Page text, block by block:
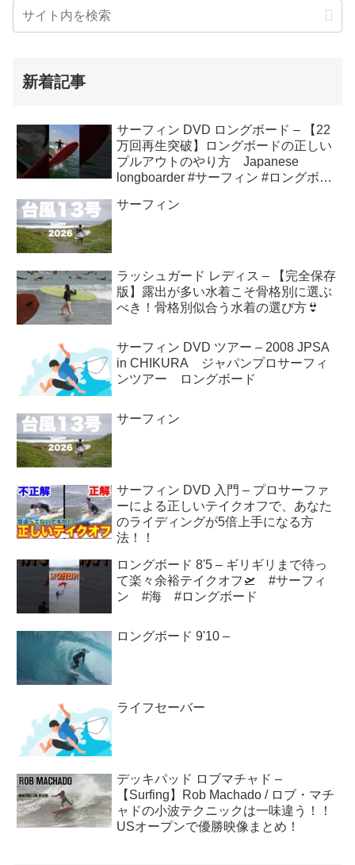
新着記事
サーフィン DVD ロングボード – 【22
万回再生突破】ロングボードの正しい
プルアウトのやり方 Japanese
longboarder #サーフィン #ロングボー
サーフィン
ラッシュガード レディス – 【完全保存
版】露出が多い水着こそ骨格別に選ぶ
べき！骨格別似合う水着の選び方👙
サーフィン DVD ツアー – 2008 JPSA
in CHIKURA ジャパンプロサーフィ
ンツアー ロングボード
サーフィン
サーフィン DVD 入門 – プロサーファ
ーによる正しいテイクオフで、あなた
のライディングが5倍上手になる方
法！！
ロングボード 8'5 – ギリギリまで待っ
て楽々余裕テイクオフ🛫 #サーフィ
ン #海 #ロングボード
ロングボード 9'10 –
ライフセーバー
デッキパッド ロブマチャド –
【Surfing】Rob Machado / ロブ・マチ
ャドの小波テクニックは一味違う！！
USオープンで優勝映像まとめ！